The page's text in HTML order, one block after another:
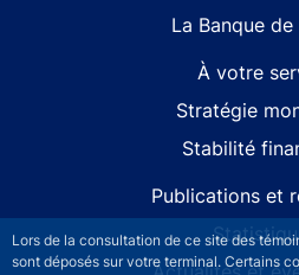
Lors de la consultation de ce site des
sont déposés sur votre terminal. Certains
La Banque de
À votre
Stratégie
Stabilité
Publications et